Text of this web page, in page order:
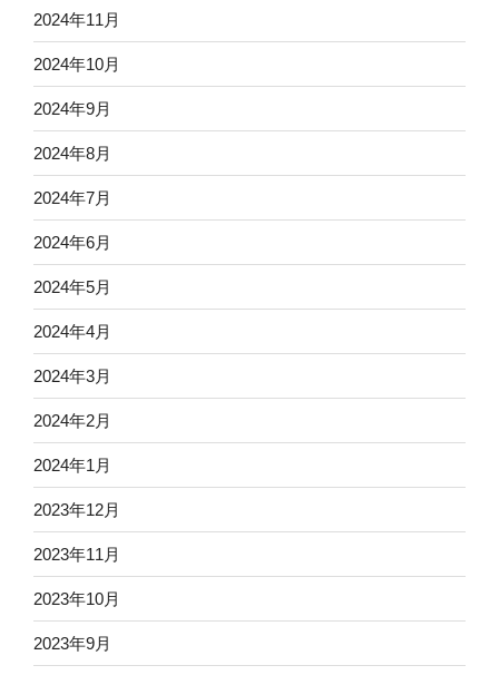
2024年11月
2024年10月
2024年9月
2024年8月
2024年7月
2024年6月
2024年5月
2024年4月
2024年3月
2024年2月
2024年1月
2023年12月
2023年11月
2023年10月
2023年9月